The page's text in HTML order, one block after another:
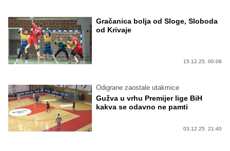
Gračanica bolja od Sloge, Sloboda
od Krivaje
15.12.25. 00:08
Odigrane zaostale utakmice
Gužva u vrhu Premijer lige BiH
kakva se odavno ne pamti
03.12.25. 21:40